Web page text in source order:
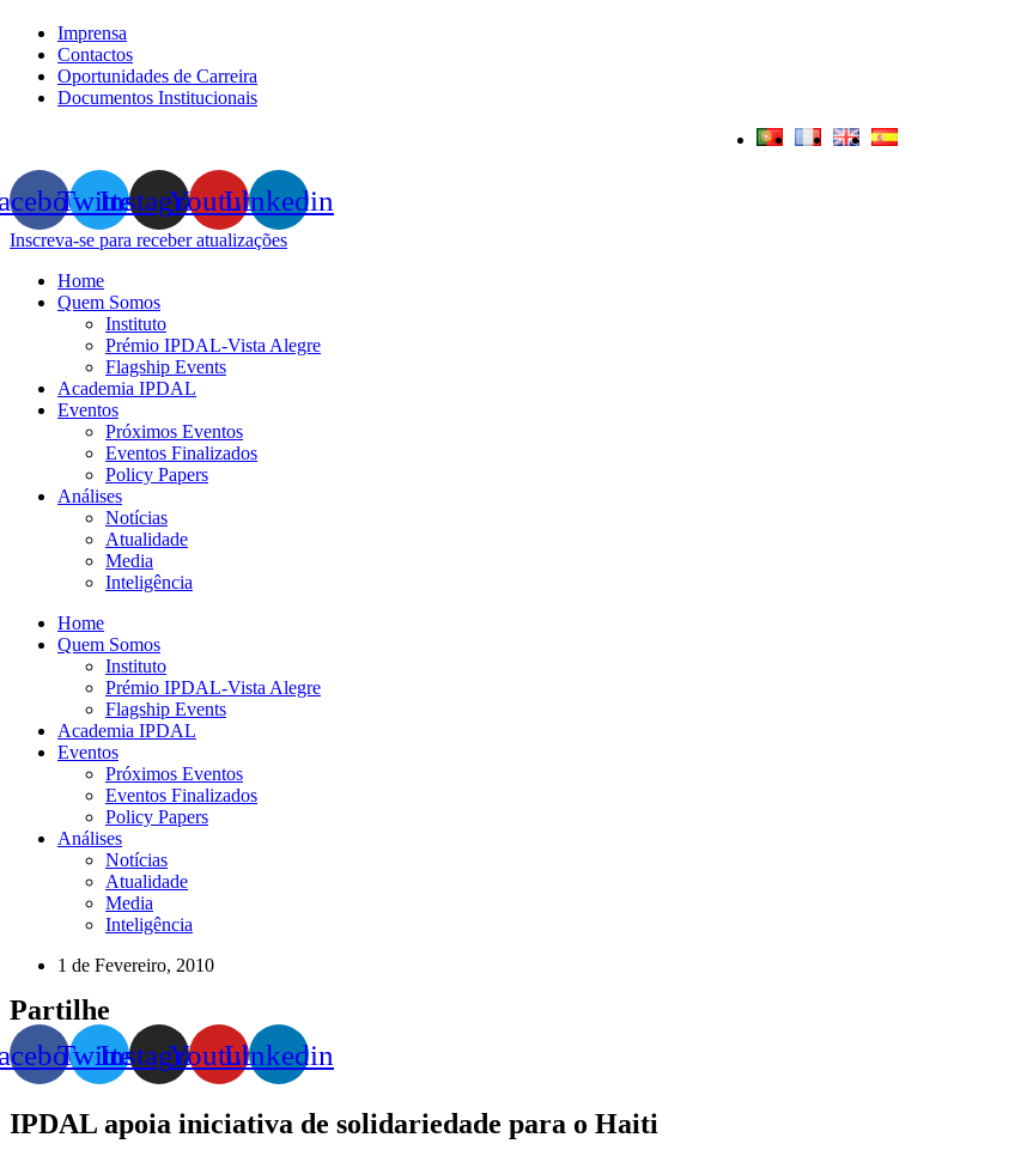
Imprensa
Contactos
Oportunidades de Carreira
Documentos Institucionais
TwitterInstagramYoutubeLinkedin
Inscreva-se para receber atualizações
Home
Quem Somos
Instituto
Prémio IPDAL-Vista Alegre
Flagship Events
Academia IPDAL
Eventos
Próximos Eventos
Eventos Finalizados
Policy Papers
Análises
Notícias
Atualidade
Media
Inteligência
Home
Quem Somos
Instituto
Prémio IPDAL-Vista Alegre
Flagship Events
Academia IPDAL
Eventos
Próximos Eventos
Eventos Finalizados
Policy Papers
Análises
Notícias
Atualidade
Media
Inteligência
1 de Fevereiro, 2010
Partilhe
TwitterInstagramYoutubeLinkedin
IPDAL apoia iniciativa de solidariedade para o Haiti